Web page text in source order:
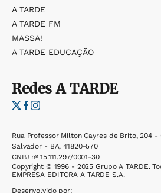
A TARDE
A TARDE FM
MASSA!
A TARDE EDUCAÇÃO
RedesA TARDE
Rua Professor Milton Cayres de Brito, 204 -
Salvador - BA, 41820-570
CNPJ nº 15.111.297/0001-30
Copyright © 1996 - 2025 Grupo A TARDE.
EMPRESA EDITORA A TARDE S.A.
Desenvolvido por: